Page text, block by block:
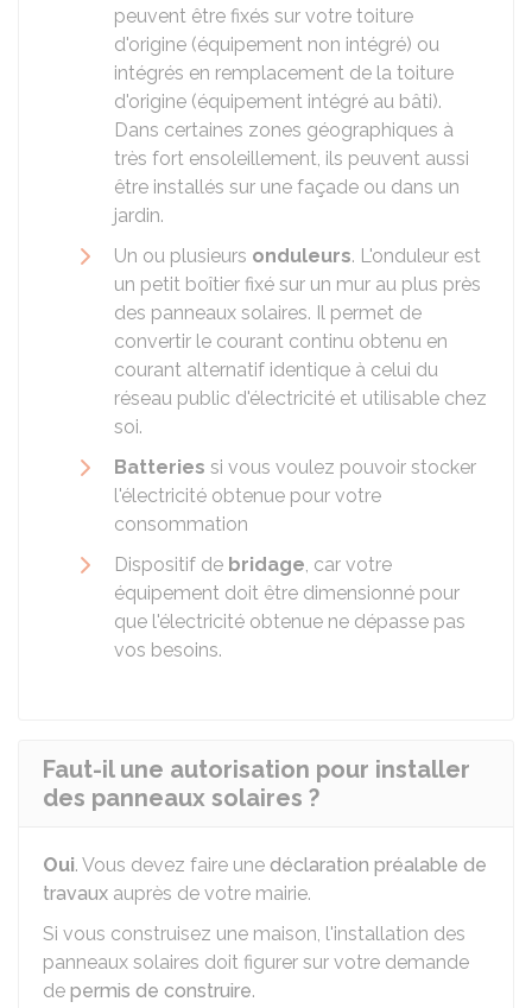
peuvent être fixés sur votre toiture
d'origine (équipement non intégré) ou
intégrés en remplacement de la toiture
d'origine (équipement intégré au bâti).
Dans certaines zones géographiques à
très fort ensoleillement, ils peuvent aussi
être installés sur une façade ou dans un
jardin.
Un ou plusieurs onduleurs. L'onduleur est
un petit boîtier fixé sur un mur au plus près
des panneaux solaires. Il permet de
convertir le courant continu obtenu en
courant alternatif identique à celui du
réseau public d'électricité et utilisable chez
soi.
Batteries si vous voulez pouvoir stocker
l'électricité obtenue pour votre
consommation
Dispositif de bridage, car votre
équipement doit être dimensionné pour
que l'électricité obtenue ne dépasse pas
vos besoins.
Faut-il une autorisation pour installer
des panneaux solaires ?
Oui. Vous devez faire une déclaration préalable de
travaux auprès de votre mairie.
Si vous construisez une maison, l'installation des
panneaux solaires doit figurer sur votre demande
de permis de construire.